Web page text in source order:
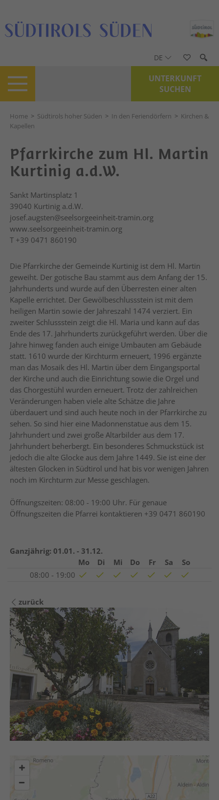
DE
UNTERKUNFT
SUCHEN
Home > Südtirols hoher Süden > In den Feriendörfern > Kirchen &
Kapellen
Pfarrkirche zum Hl. Martin
Kurtinig a.d.W.
Sankt Martinsplatz 1
39040 Kurtinig a.d.W.
josef.augsten@seelsorgeeinheit-tramin.org
www.seelsorgeeinheit-tramin.org
T +39 0471 860190
Die Pfarrkirche der Gemeinde Kurtinig ist dem Hl. Martin
geweiht. Der gotische Bau stammt aus dem Anfang der 15.
Jahrhunderts und wurde auf den Überresten einer alten
Kapelle errichtet. Der Gewölbeschlussstein ist mit dem
heiligen Martin sowie der Jahreszahl 1474 verziert. Ein
zweiter Schlussstein zeigt die Hl. Maria und kann auf das
Ende des 17. Jahrhunderts zurückgeführt werden. Über die
Jahre hinweg fanden auch einige Umbauten am Gebäude
statt. 1610 wurde der Kirchturm erneuert, 1996 ergänzte
man das Mosaik des Hl. Martin über dem Eingangsportal
der Kirche und auch die Einrichtung sowie die Orgel und
das Chorgestühl wurden erneuert. Trotz der zahlreichen
Veränderungen haben viele alte Schätze die Jahre
überdauert und sind auch heute noch in der Pfarrkirche zu
sehen. So sind hier eine Madonnenstatue aus dem 15.
Jahrhundert und zwei große Altarbilder aus dem 17.
Jahrhundert beherbergt. Ein besonderes Schmuckstück ist
jedoch die alte Glocke aus dem Jahre 1449. Sie ist eine der
ältesten Glocken in Südtirol und hat bis vor wenigen Jahren
noch im Kirchturm zur Messe geschlagen.
Öffnungszeiten: 08:00 - 19:00 Uhr. Für genaue
Öffnungszeiten die Pfarrei kontaktieren +39 0471 860190
Ganzjährig: 01.01. - 31.12.
Mo
Di Mi Do Fr Sa
So
08:00 - 19:00
zurück